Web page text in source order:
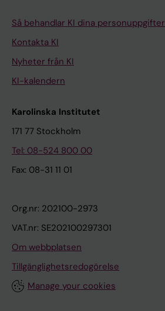
Så behandlar KI dina personuppgifter
Kontakta KI
Nyheter från KI
KI-kalendern
Karolinska Institutet
171 77 Stockholm
Tel: 08-524 800 00
Fax: 08-31 11 01
Org.nr: 202100-2973
VAT.nr: SE202100297301
Om webbplatsen
Tillgänglighetsredogörelse
Manage your cookies